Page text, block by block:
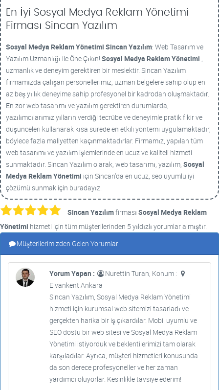
En İyi Sosyal Medya Reklam Yönetimi
Firması Sincan Yazılım
Sosyal Medya Reklam Yönetimi Sincan Yazılım: Web Tasarım ve
Yazılım Uzmanlığı ile Öne Çıkın! Sosyal Medya Reklam Yönetimi ,
uzmanlık ve deneyim gerektiren bir meslektir. Sincan Yazılım
firmamızda çalışan personellerimiz, uzman belgelere sahip olup en
az beş yıllık deneyime sahip profesyonel bir kadrodan oluşmaktadır.
En zor web tasarımı ve yazılım gerektiren durumlarda,
yazılımcılarımız yılların verdiği tecrübe ve deneyimle pratik fikir ve
düşünceleri kullanarak kısa sürede en etkili yöntemi uygulamaktadır,
böylece fazla maliyetten kaçınmaktadırlar. Firmamız, yapılan tüm
web tasarımı ve yazılım işlemlerinde en ucuz ve kaliteli hizmeti
sunmaktadır. Sincan Yazılım olarak, web tasarımı, yazılım, Sosyal
Medya Reklam Yönetimi için Sincan'da en ucuz, seo uyumlu iyi
çözümü sunmak için buradayız.
Sincan Yazılımfirması Sosyal Medya Reklam
Yönetimi hizmeti için tüm müşterilerinden 5 yıldızlı yorumlar almıştır.
Müşterilerimizden Gelen Yorumlar
Yorum Yapan :
Nurettin Turan, Konum :
Elvankent Ankara
Sincan Yazılım, Sosyal Medya Reklam Yönetimi
hizmeti için kurumsal web sitemizi tasarladı ve
gerçekten harika bir iş çıkardılar. Mobil uyumlu ve
SEO dostu bir web sitesi ve Sosyal Medya Reklam
Yönetimi istiyorduk ve beklentilerimizi tam olarak
karşıladılar. Ayrıca, müşteri hizmetleri konusunda
da son derece profesyoneller ve her zaman
yardımcı oluyorlar. Kesinlikle tavsiye ederim!